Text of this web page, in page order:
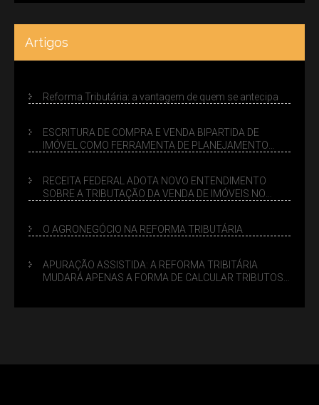
Artigos
Reforma Tributária: a vantagem de quem se antecipa
ESCRITURA DE COMPRA E VENDA BIPARTIDA DE
IMÓVEL COMO FERRAMENTA DE PLANEJAMENTO
RECEITA FEDERAL ADOTA NOVO ENTENDIMENTO
SOBRE A TRIBUTAÇÃO DA VENDA DE IMÓVEIS NO
O AGRONEGÓCIO NA REFORMA TRIBUTÁRIA
APURAÇÃO ASSISTIDA: A REFORMA TRIBITÁRIA
MUDARÁ APENAS A FORMA DE CALCULAR TRIBUTOS